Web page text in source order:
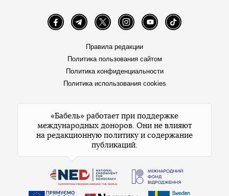
FacebookTelegramTwitter InstagramYouTube TikTok
Правила редакции
Политика пользования сайтом
Политика конфиденциальности
Политика использования cookies
«Бабель» работает при поддержке
международных доноров. Они не влияют
на редакционную политику и содержание
публикаций.